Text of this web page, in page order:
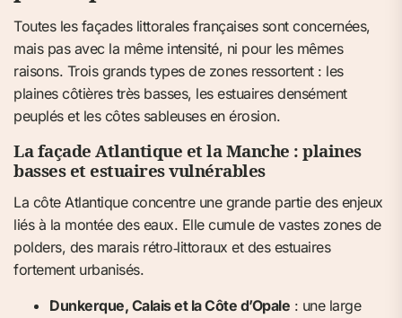
Toutes les façades littorales françaises sont concernées,
mais pas avec la même intensité, ni pour les mêmes
raisons. Trois grands types de zones ressortent : les
plaines côtières très basses, les estuaires densément
peuplés et les côtes sableuses en érosion.
La façade Atlantique et la Manche : plaines
basses et estuaires vulnérables
La côte Atlantique concentre une grande partie des enjeux
liés à la montée des eaux. Elle cumule de vastes zones de
polders, des marais rétro‑littoraux et des estuaires
fortement urbanisés.
Dunkerque, Calais et la Côte d’Opale : une large